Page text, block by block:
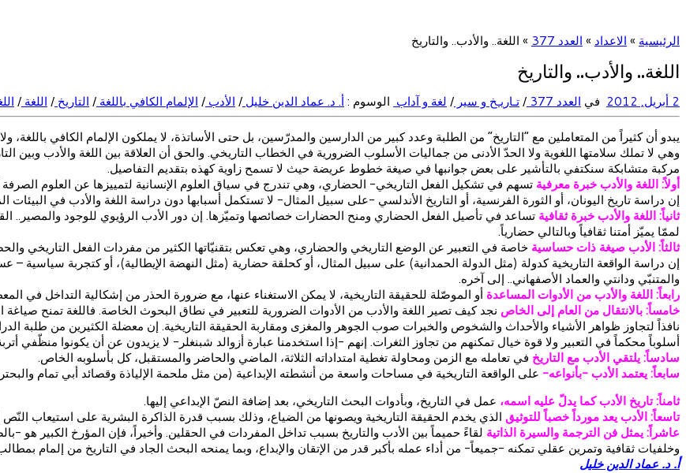
الرئيسية » الاعداد » العدد 377 » اللغة.. والأدب.. والتاريخ
اللغة.. والأدب.. والتاريخ
2 أبريل, 2012 في العدد 377 /تـاريـخ و سير / لغة و آداب الوسوم :أ. د. عماد الدين خليل / الأدب / الإلمام الكافي باللغة / التاريخ / اللغة /
يبدو أن كثيراً من المتعاملين مع “التاريخ” من الطلبة وعدد كبير من الدارسين والمدرّسين، بل حتى الأساتذة، لا يملكون الإلمام الكافي
وهي لا تملك سلامتها اللغوية ولا الحدّ الأدنى من جماليات الأسلوب الضرورية في الخطاب التاريخي. والحق أن العلاقة بين اللغة والأدب
مركبة متشابكة سنكتفي بالتأشير على بعض جوانبها في صيغة خطوط عريضة حيث لا تسمح زاوية كهذه بتقديم التفاصيل.
أولاً: اللغة والأدب خبرة معرفية تسهم في تشكيل الفعل التاريخي- الحضاري، وهي تندرج في سياق العلوم الإنسانية لتمييزها عن العلوم الصرفة
إن دراسة تاريخ اليونان، أو الثورة الفرنسية، أو التاريخ الأندلسي -على سبيل المثال- لا تستكمل أسبابها دون دراسة اللغة والأدب في البيئات
ثانياً: اللغة والأدب خبرة ثقافية تساعد في تأصيل الفعل الحضاري ومنح الحضارات خصائصها وتميّزها. إن دور الأدب الرؤيوي للوجود والمصير..
لممّا يميّز أمتنا ثقافياً وبالتالي حضارياً.
ثالثاً: الأدب صيغة ذات حساسية خاصة في التعبير عن الوضع التاريخي والحضاري، وهي تعكس بتقنيّاتها الكثير من مفردات الفعل التاريخي
إن دراسة الواقعة التاريخية كدولة (مثل الدولة الحمدانية) على سبيل المثال، أو كحلقة حضارية (مثل النهضة الإيطالية)، أو كتجربة سياسية
والمتنبّي ودانتي والعماد الأصفهاني.. إلى آخره.
رابعاً: اللغة والأدب من الأدوات المساعدة أو الموصّلة للحقيقة التاريخية، لا يمكن الاستغناء عنها، مع ضرورة الحذر من إشكالية التداخل في
خامساً: بالانتقال من العام إلى الخاص نجد كيف تصير اللغة والأدب من الأدوات الضرورية للتعبير في نطاق البحوث الخاصة. فاللغة تمنح
نافذاً لتجاوز ظواهر الأشياء والأحداث والشخوص والخبرات صوب الجوهر والمغزى ومقاربة الحقيقة التاريخية. إن معضلة الكثيرين من طلبة
أسلوباً محكماً في التعبير ولا قوة خيال تمكنهم من تجاوز الثغرات. إنهم -إذا استخدمنا عبارة أزوالد شبنغلر- لا يزيدون عن أن يكونوا منظّفي
سادساً: يلتقي الأدب مع التاريخ في تعامله مع الزمن ومحاولة تغطية امتداداته الثلاثة، الماضي والحاضر والمستقبل، كل بأسلوبه الخاص.
سابعاً: يعتمد الأدب -بأنواعه- على الواقعة التاريخية في مساحات واسعة من أنشطته الإبداعية (من مثل ملحمة الإلياذة وقصائد أبي تمام
ثامناً: تاريخ الأدب كما يدلّ عليه اسمه، عمل في التاريخ، وبأدوات البحث التاريخي، بعد إضافة النصّ الإبداعي إليها.
تاسعاً: الأدب يعد مورداً خصباً للتوثيق الذي يخدم الحقيقة التاريخية ويصونها من الضياع، وذلك بسبب قدرة الذاكرة البشرية على استيعاب النّص
عاشراً: يمثل فن الترجمة والسيرة الذاتية لقاءً حميماً بين الأدب والتاريخ بسبب تداخل المفردات في الحقلين. وأخيراً، فإن المؤرخ الكبير هو -
وخلفيات ثقافية وتمرين عقلي تمكنه -جميعاً- من أداء عمله بأكبر قدر من الإتقان والإبداع، وبما يمنحه البحث الجاد في التاريخ من إلمام
أ. د. عماد الدين خليل